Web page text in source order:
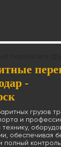
-
грузов
и
обеспечивая
полный